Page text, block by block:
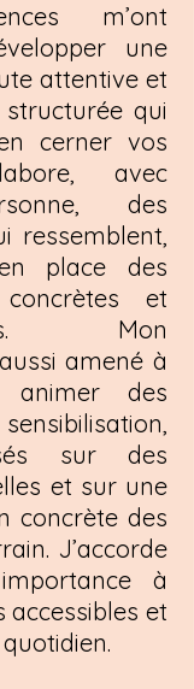
m’ont
une
attentive et
qui
cerner vos
avec
des
ressemblent,
place des
et
Mon
amené à
animer des
sur des
et sur une
concrète des
J’accorde
à
et